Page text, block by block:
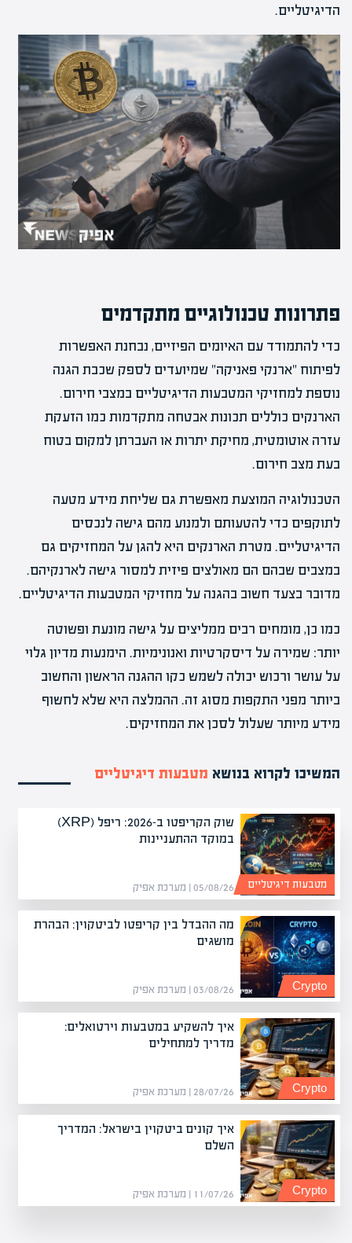
הדיגיטליים.
פתרונות טכנולוגיים מתקדמים
כדי להתמודד עם האיומים הפיזיים, נבחנת האפשרות
לפיתוח "ארנקי פאניקה" שמיועדים לספק שכבת הגנה
נוספת למחזיקי המטבעות הדיגיטליים במצבי חירום.
הארנקים כוללים תכונות אבטחה מתקדמות כמו הזעקת
עזרה אוטומטית, מחיקת יתרות או העברתן למקום בטוח
בעת מצב חירום.
הטכנולוגיה המוצעת מאפשרת גם שליחת מידע מטעה
לתוקפים כדי להטעותם ולמנוע מהם גישה לנכסים
הדיגיטליים. מטרת הארנקים היא להגן על המחזיקים גם
במצבים שבהם הם מאולצים פיזית למסור גישה לארנקיהם.
מדובר בצעד חשוב בהגנה על מחזיקי המטבעות הדיגיטליים.
כמו כן, מומחים רבים ממליצים על גישה מונעת ופשוטה
יותר: שמירה על דיסקרטיות ואנונימיות. הימנעות מדיון גלוי
על עושר ורכוש יכולה לשמש כקו ההגנה הראשון והחשוב
ביותר מפני התקפות מסוג זה. ההמלצה היא שלא לחשוף
מידע מיותר שעלול לסכן את המחזיקים.
המשיכו לקרוא בנושא מטבעות דיגיטליים
שוק הקריפטו ב-2026: ריפל (XRP)
במוקד ההתעניינות
05/08/26 | מערכת אפיק מטבעות דיגיטליים
מה ההבדל בין קריפטו לביטקוין: הבהרת
מושגים
03/08/26 | מערכת אפיק Crypto
איך להשקיע במטבעות וירטואלים:
מדריך למתחילים
28/07/26 | מערכת אפיק Crypto
איך קונים ביטקוין בישראל: המדריך
השלם
11/07/26 | מערכת אפיק Crypto